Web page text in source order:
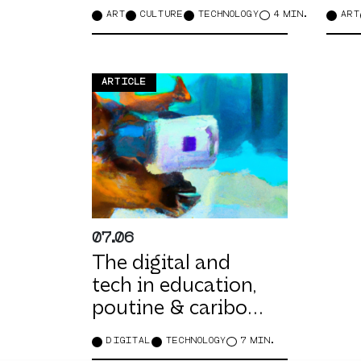
ART CULTURE TECHNOLOGY 4 MIN.
toART
ARTICLE
07.06
The digital and
tech in education,
poutine & caribou
DIGITAL TECHNOLOGY 7 MIN.